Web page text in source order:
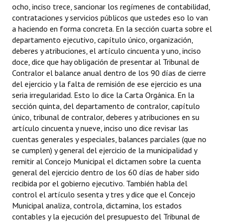
Antiguos Pobladores
Noticias Destacadas
Registros y Distinciones
Datos Históricos
Premio al Mérito - Registro
Audiencias Públicas - Registro
Mujeres que Dejaron Huellas - Registro
Periodistas Decanos - Registro
Ciudadano Ilustre - Registro
Banca del Vecino - Registro
Huéspedes de Honor - Registro
ocho, inciso trece, sancionar los regímenes de contabilidad,
contrataciones y servicios públicos que ustedes eso lo van
a haciendo en forma concreta. En la sección cuarta sobre el
departamento ejecutivo, capítulo único, organización,
deberes y atribuciones, el artículo cincuenta y uno, inciso
doce, dice que hay obligación de presentar al Tribunal de
Contralor el balance anual dentro de los 90 días de cierre
del ejercicio y la falta de remisión de ese ejercicio es una
seria irregularidad. Esto lo dice la Carta Orgánica. En la
sección quinta, del departamento de contralor, capítulo
único, tribunal de contralor, deberes y atribuciones en su
artículo cincuenta y nueve, inciso uno dice revisar las
cuentas generales y especiales, balances parciales (que no
se cumplen) y general del ejercicio de la municipalidad y
remitir al Concejo Municipal el dictamen sobre la cuenta
general del ejercicio dentro de los 60 días de haber sido
recibida por el gobierno ejecutivo. También habla del
control el artículo sesenta y tres y dice que el Concejo
Municipal analiza, controla, dictamina, los estados
contables y la ejecución del presupuesto del Tribunal de